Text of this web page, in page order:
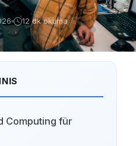
12 dk okuma
Computing für